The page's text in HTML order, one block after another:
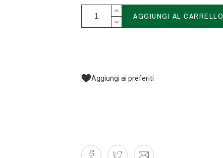
AGGIUNGI AL CARRELLO
Aggiungi ai preferiti